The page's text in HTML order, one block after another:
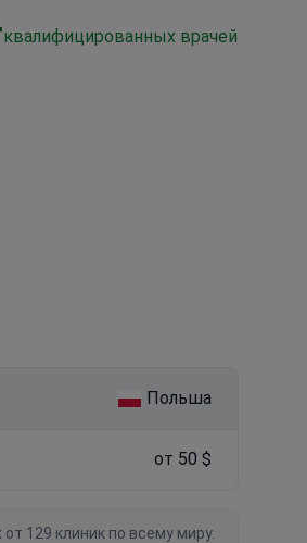
квалифицированных врачей
Польша
от 50 $
129 клиник по всему миру.